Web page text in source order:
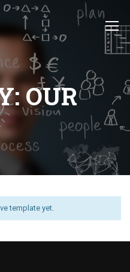
OUR
template yet.